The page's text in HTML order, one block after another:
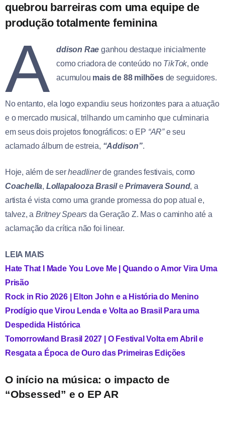
quebrou barreiras com uma equipe de
produção totalmente feminina
A ddison Rae ganhou destaque inicialmente
como criadora de conteúdo no TikTok, onde
acumulou mais de 88 milhõesde seguidores.
No entanto, ela logo expandiu seus horizontes para a atuação
e o mercado musical, trilhando um caminho que culminaria
em seus dois projetos fonográficos: o EP “AR”e seu
aclamado álbum de estreia, “Addison”.
Hoje, além de serheadlinerde grandes festivais, como
Coachella, Lollapalooza BrasilePrimavera Sound, a
artista é vista como uma grande promessa do pop atual e,
talvez, a Britney Spears da Geração Z. Mas o caminho até a
aclamação da crítica não foi linear.
LEIA MAIS
Hate That I Made You Love Me | Quando o Amor Vira Uma
Prisão
Rock in Rio 2026 | Elton John e a História do Menino
Prodígio que Virou Lenda e Volta ao Brasil Para uma
Despedida Histórica
Tomorrowland Brasil 2027 | O Festival Volta em Abril e
Resgata a Época de Ouro das Primeiras Edições
O início na música: o impacto de
“Obsessed” e o EP AR